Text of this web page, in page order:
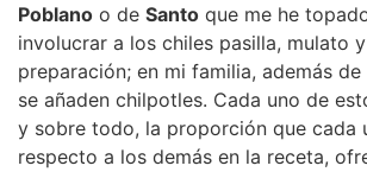
Poblano o de Santo que me he
involucrar a los chiles pasilla, mulato
preparación; en mi familia, además
se añaden chilpotles. Cada uno de
y sobre todo, la proporción que cada
respecto a los demás en la receta,